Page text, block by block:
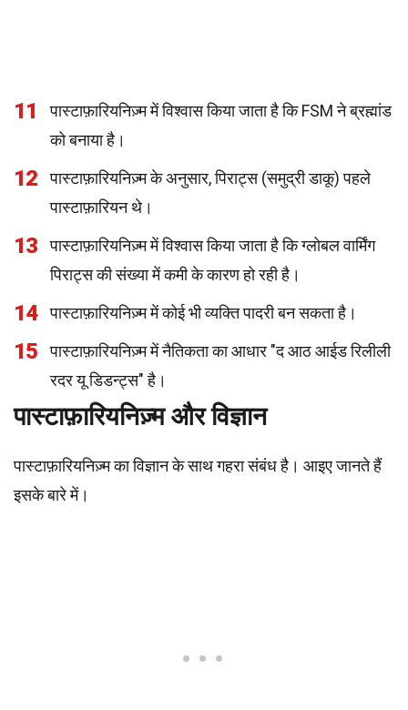
11
पास्टाफ़ारियनिज़्म में विश्वास किया जाता है कि FSM ने ब्रह्मांड
को बनाया है।
12
पास्टाफ़ारियनिज़्म के अनुसार, पिराट्स (समुद्री डाकू) पहले
पास्टाफ़ारियन थे।
13
पास्टाफ़ारियनिज़्म में विश्वास किया जाता है कि ग्लोबल वार्मिंग
पिराट्स की संख्या में कमी के कारण हो रही है।
14 पास्टाफ़ारियनिज़्म में कोई भी व्यक्ति पादरी बन सकता है।
15
पास्टाफ़ारियनिज़्म में नैतिकता का आधार "द आठ आईड रिलीली
रदर यू डिडन्ट्स" है।
पास्टाफ़ारियनिज़्म और विज्ञान
पास्टाफ़ारियनिज़्म का विज्ञान के साथ गहरा संबंध है। आइए जानते हैं
इसके बारे में।